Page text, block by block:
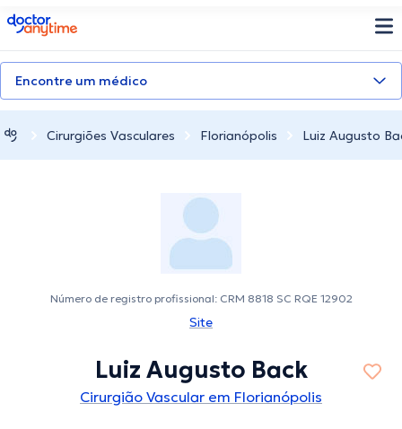
doctoranytime
Encontre um médico
Cirurgiões Vasculares Florianópolis Luiz Augusto
Número de registro profissional: CRM 8818 SC RQE 12902
Site
Luiz Augusto Back
Cirurgião Vascular em Florianópolis